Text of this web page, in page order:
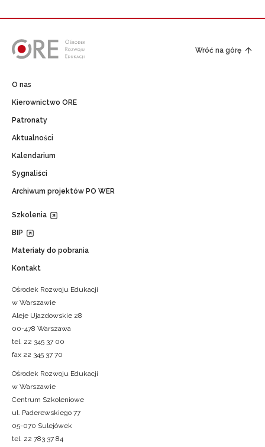
Wróć na górę
O nas
Kierownictwo ORE
Patronaty
Aktualności
Kalendarium
Sygnaliści
Archiwum projektów PO WER
Szkolenia
BIP
Materiały do pobrania
Kontakt
Ośrodek Rozwoju Edukacji
w Warszawie
Aleje Ujazdowskie 28
00-478 Warszawa
tel. 22 345 37 00
fax 22 345 37 70
Ośrodek Rozwoju Edukacji
w Warszawie
Centrum Szkoleniowe
ul. Paderewskiego 77
05-070 Sulejówek
tel. 22 783 37 84